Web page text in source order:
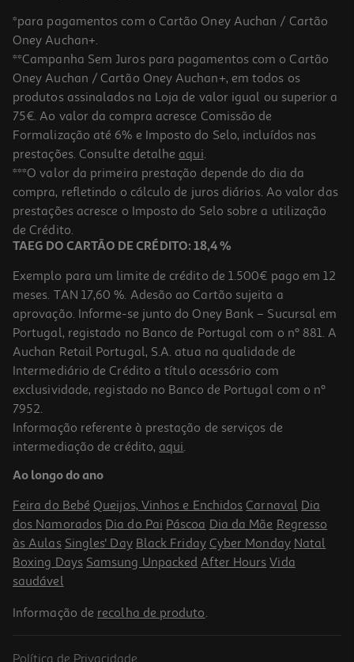
4.0
Vinho Tinto Conde De Monsul Douro 0.75l
7.85 €/Lt
5,89 €
Vinho Tinto Beira Rio Douro 0.75l
5.32 €/Lt
3,99 €
*para pagamentos com o Cartão Oney Auchan / Cartão
Oney Auchan+.
**Campanha Sem Juros para pagamentos com o Cartão
Oney Auchan / Cartão Oney Auchan+, em todos os
produtos assinalados na Loja de valor igual ou superior a
75€. Ao valor da compra acresce Comissão de
Formalização até 6% e Imposto do Selo, incluídos nas
prestações. Consulte detalhe aqui.
***O valor da primeira prestação depende do dia da
compra, refletindo o cálculo de juros diários. Ao valor das
prestações acresce o Imposto do Selo sobre a utilização
de Crédito.
TAEG DO CARTÃO DE CRÉDITO: 18,4 %
Exemplo para um limite de crédito de 1.500€ pago em 12
meses. TAN 17,60 %. Adesão ao Cartão sujeita a
aprovação. Informe-se junto do Oney Bank – Sucursal em
Portugal, registado no Banco de Portugal com o nº 881. A
Auchan Retail Portugal, S.A. atua na qualidade de
Intermediário de Crédito a título acessório com
exclusividade, registado no Banco de Portugal com o nº
7952.
Informação referente à prestação de serviços de
intermediação de crédito, aqui.
Ao longo do ano
Feira do Bebé Queijos, Vinhos e Enchidos Carnaval Dia
dos Namorados Dia do Pai Páscoa Dia da Mãe Regresso
às Aulas Singles' Day Black Friday Cyber Monday Natal
Boxing Days Samsung Unpacked After Hours Vida
saudável
Informação de recolha de produto.
Política de Privacidade